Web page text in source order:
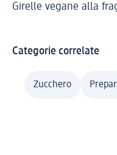
Girelle vegane alla
Categorie correlate
Zucchero